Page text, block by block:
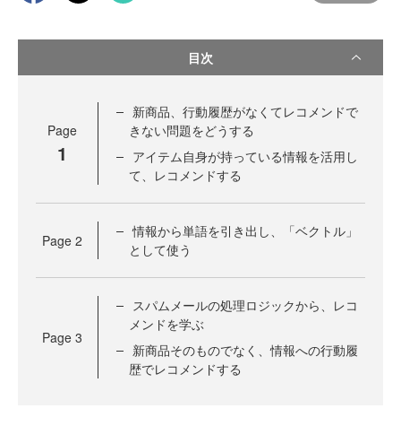
目次
Page
1
新商品、行動履歴がなくてレコメンドで
きない問題をどうする
アイテム自身が持っている情報を活用し
て、レコメンドする
Page 2
情報から単語を引き出し、「ベクトル」
として使う
Page 3
スパムメールの処理ロジックから、レコ
メンドを学ぶ
新商品そのものでなく、情報への行動履
歴でレコメンドする